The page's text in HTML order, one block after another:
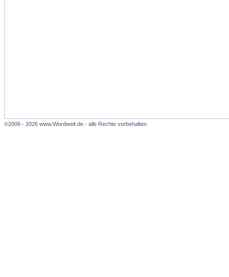
©2006 - 2026 www.Wordwelt.de - alle Rechte vorbehalten